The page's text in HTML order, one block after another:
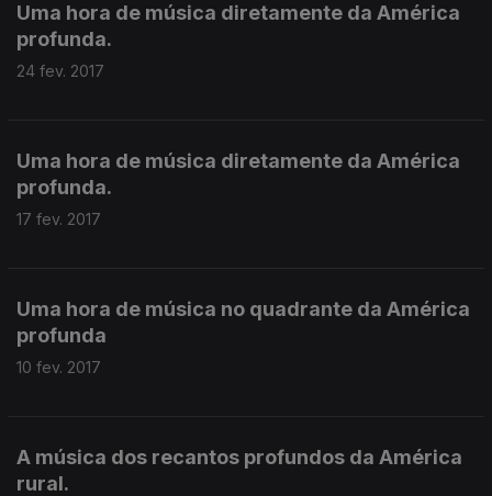
Uma hora de música diretamente da América
profunda.
24 fev. 2017
Uma hora de música diretamente da América
profunda.
17 fev. 2017
Uma hora de música no quadrante da América
profunda
10 fev. 2017
A música dos recantos profundos da América
rural.